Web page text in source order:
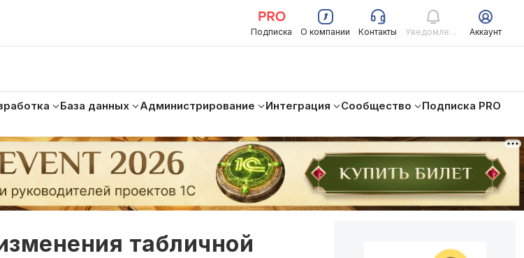
Подписка О компании Контакты Уведомления Аккаунт
База данных Администрирование Интеграция Сообщество
Подписка PRO
табличной